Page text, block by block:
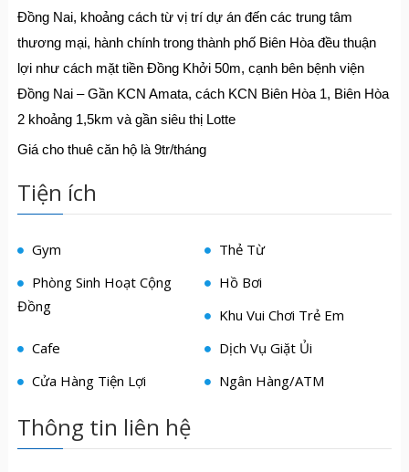
Đồng Nai, khoảng cách từ vị trí dự án đến các trung tâm
thương mại, hành chính trong thành phố Biên Hòa đều thuận
lợi như cách mặt tiền Đồng Khởi 50m, cạnh bên bệnh viện
Đồng Nai – Gần KCN Amata, cách KCN Biên Hòa 1, Biên Hòa
2 khoảng 1,5km và gần siêu thị Lotte
Giá cho thuê căn hộ là 9tr/tháng
Tiện ích
Gym
Thẻ Từ
Phòng Sinh Hoạt Cộng
Đồng
Hồ Bơi
Khu Vui Chơi Trẻ Em
Cafe
Dịch Vụ Giặt Ủi
Cửa Hàng Tiện Lợi
Ngân Hàng/ATM
Thông tin liên hệ